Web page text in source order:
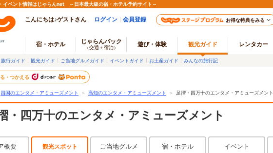
イベント情報はじゃらんnet ～日本最大級の宿・ホテル予約サイト～
こんにちは♪ゲストさん ログイン 会員登録 お得な特典をみる
宿・ホテル じゃらんパック
（交通＋宿泊） 遊び・体験 観光ガイド レンタカー
旅行ガイド 観光ガイド ご当地グルメガイド イベントガイド お土産ガイド みんなの旅行記
・つかえる
四国のエンタメ・アミューズメント ＞ 高知のエンタメ・アミューズメント ＞ 足摺・四万十のエンタメ・アミューズメント
・四万十のエンタメ・アミューズメント
概要 観光スポット ご当地グルメ 宿・ホテル イベント